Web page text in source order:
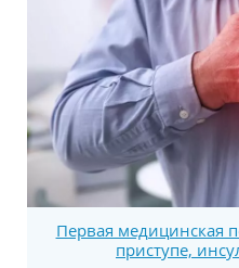
Первая медицинская
приступе,